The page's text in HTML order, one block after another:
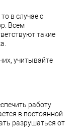
в случае с
Всем
такие
учитывайте
работу
в постоянной
разрушаться от